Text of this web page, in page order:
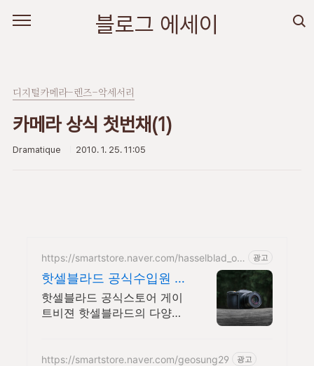
블로그 에세이
디지털카메라-렌즈-악세서리
카메라 상식 첫번채(1)
Dramatique 2010. 1. 25. 11:05
https://smartstore.naver.com/hasselblad_off
광고
핫셀블라드 공식수입원 게
이트비젼
핫셀블라드 공식스토어 게이
트비젼 핫셀블라드의 다양한
https://smartstore.naver.com/geosung29 광고